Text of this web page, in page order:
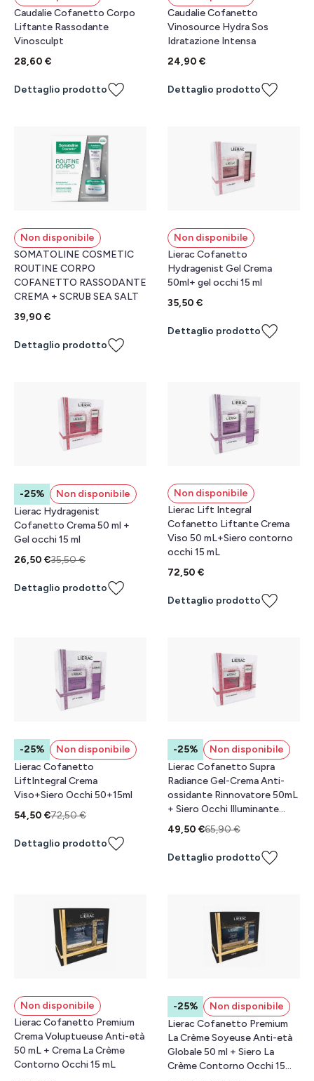
Caudalie Cofanetto Corpo
Liftante Rassodante
Vinosculpt
28,60 €
Dettaglio prodotto
Caudalie Cofanetto
Vinosource Hydra Sos
Idratazione Intensa
24,90 €
Dettaglio prodotto
Non disponibile
SOMATOLINE COSMETIC
ROUTINE CORPO
COFANETTO RASSODANTE
CREMA + SCRUB SEA SALT
39,90 €
Dettaglio prodotto
Non disponibile
Lierac Cofanetto
Hydragenist Gel Crema
50ml+ gel occhi 15 ml
35,50 €
Dettaglio prodotto
-25%
Non disponibile
Lierac Hydragenist
Cofanetto Crema 50 ml +
Gel occhi 15 ml
26,50 €35,50 €
Dettaglio prodotto
Non disponibile
Lierac Lift Integral
Cofanetto Liftante Crema
Viso 50 mL+Siero contorno
occhi 15 mL
72,50 €
Dettaglio prodotto
-25%
Non disponibile
Lierac Cofanetto
LiftIntegral Crema
Viso+Siero Occhi 50+15ml
54,50 €72,50 €
Dettaglio prodotto
-25%
Non disponibile
Lierac Cofanetto Supra
Radiance Gel-Crema Anti-
ossidante Rinnovatore 50mL
+ Siero Occhi Illuminante
15mL
49,50 €65,90 €
Dettaglio prodotto
Non disponibile
Lierac Cofanetto Premium
Crema Voluptueuse Anti-età
50 mL + Crema La Crème
Contorno Occhi 15 mL
-25%
Non disponibile
Lierac Cofanetto Premium
La Crème Soyeuse Anti-età
Globale 50 ml + Siero La
Crème Contorno Occhi 15